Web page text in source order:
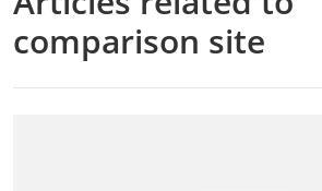
comparison site